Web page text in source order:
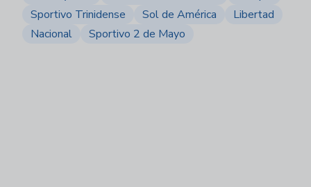
Sportivo Trinidense
Sol de América
Libertad
Nacional
Sportivo 2 de Mayo